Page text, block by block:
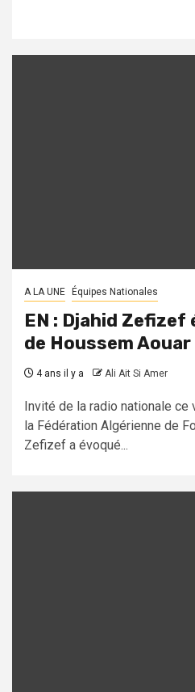
A LA UNE Équipes Nationales
EN : Djahid Zefizef
de Houssem
4 ans il y a Ali Ait Si Amer
Invité de la radio nationale
la Fédération Algérienne de
Zefizef a évoqué...